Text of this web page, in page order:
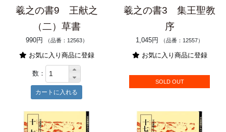
羲之の書9 王献之
（二）草書
990円 （品番：12563）
お気に入り商品に登録
数：
羲之の書3 集王聖教
序
1,045円 （品番：12557）
お気に入り商品に登録
SOLD OUT